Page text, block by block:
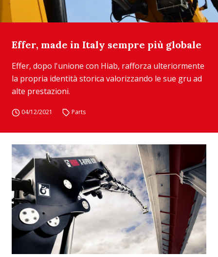
Effer, made in Italy sempre più globale
Effer, dopo l'unione con Hiab, rafforza ulteriormente
la propria identità storica valorizzando le sue gru ad
alte prestazioni.
04/12/2021 Parts